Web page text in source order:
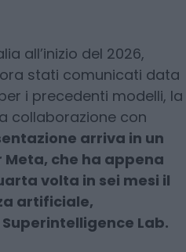
all’inizio del 2026,
stati comunicati data
i precedenti modelli, la
collaborazione con
arriva in un
che ha appena
volta in sei mesi il
artificiale,
Lab.